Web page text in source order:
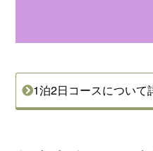
1泊2日コースについて